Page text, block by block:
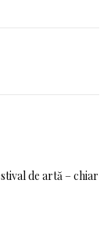
de artă – chiar